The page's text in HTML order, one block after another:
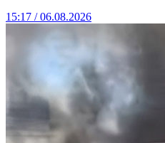
15:17 / 06.08.2026